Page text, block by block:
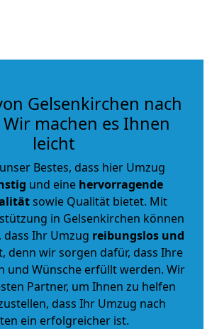
Gelsenkirchen nach
machen es Ihnen
leicht
Bestes, dass hier Umzug
und eine hervorragende
sowie Qualität bietet. Mit
in Gelsenkirchen können
dass Ihr Umzug reibungslos und
denn wir sorgen dafür, dass Ihre
und Wünsche erfüllt werden. Wir
Partner, um Ihnen zu helfen
dass Ihr Umzug nach
ein erfolgreicher ist.